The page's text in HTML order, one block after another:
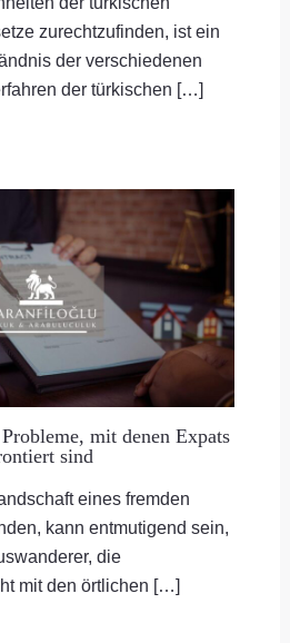
zurechtzufinden, ist ein
der verschiedenen
der türkischen […]
mit denen Expats
sind
eines fremden
kann entmutigend sein,
die
mit den örtlichen […]